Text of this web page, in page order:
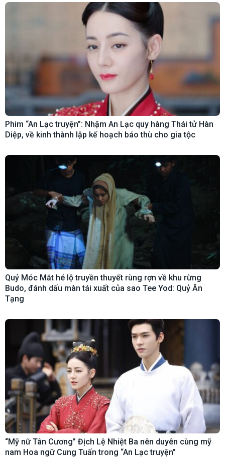
Phim “An Lạc truyện”: Nhậm An Lạc quy hàng Thái tử Hàn
Diệp, về kinh thành lập kế hoạch báo thù cho gia tộc
Quỷ Móc Mắt hé lộ truyền thuyết rùng rợn về khu rừng
Budo, đánh dấu màn tái xuất của sao Tee Yod: Quỷ Ăn
Tạng
“Mỹ nữ Tân Cương” Địch Lệ Nhiệt Ba nên duyên cùng mỹ
nam Hoa ngữ Cung Tuấn trong “An Lạc truyện”